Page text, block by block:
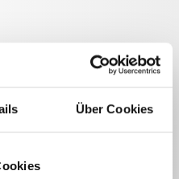
Über Cookies
und Anpassungsfähigkeit
des Handgriffs
und
ohne dass der
hartnäckiger